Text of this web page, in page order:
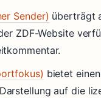
Sender) überträgt
ZDF-Website
bietet
auf die